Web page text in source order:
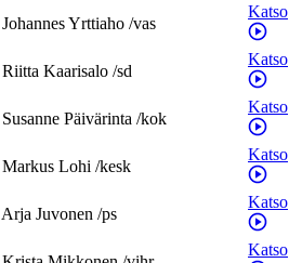
JohannesYrttiaho /vas
Katso
Riitta Kaarisalo /sd
Katso
Susanne Päivärinta /kok
Katso
Markus Lohi /kesk
Katso
Arja Juvonen /ps
Katso
Katso